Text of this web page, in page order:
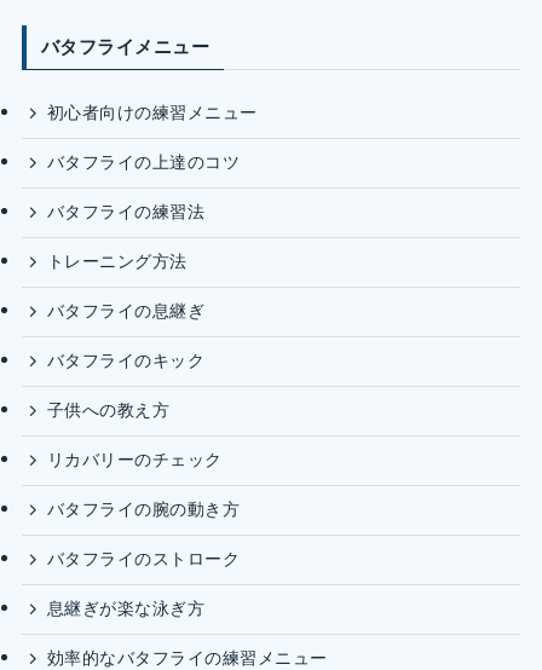
バタフライメニュー
初心者向けの練習メニュー
バタフライの上達のコツ
バタフライの練習法
トレーニング方法
バタフライの息継ぎ
バタフライのキック
子供への教え方
リカバリーのチェック
バタフライの腕の動き方
バタフライのストローク
息継ぎが楽な泳ぎ方
効率的なバタフライの練習メニュー